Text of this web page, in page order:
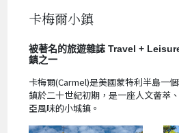
卡梅爾小鎮
被著名的旅遊雜誌 Travel +
鎮之一
卡梅爾(Carmel)是美國蒙特利半島一
鎮於二十世紀初期，是一座人文薈萃
亞風味的小城鎮。